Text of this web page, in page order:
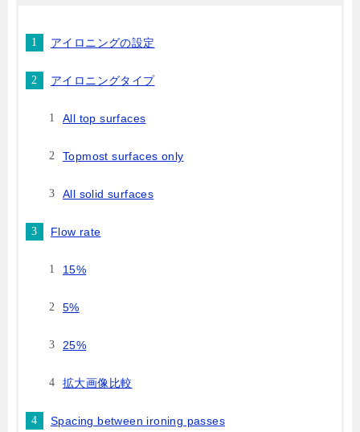
アイロニングの設定
アイロニングタイプ
All top surfaces
Topmost surfaces only
All solid surfaces
Flow rate
15%
5%
25%
拡大画像比較
Spacing between ironing passes